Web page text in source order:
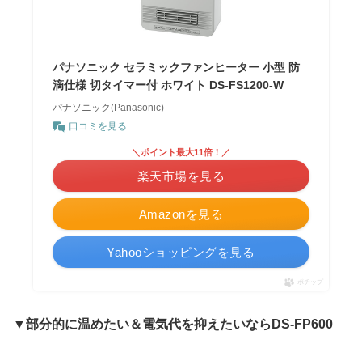
パナソニック セラミックファンヒーター 小型 防
滴仕様 切タイマー付 ホワイト DS-FS1200-W
パナソニック(Panasonic)
口コミを見る
Amazonを見る
＼ポイント最大11倍！／
楽天市場を見る
Yahooショッピングを見る
ポチップ
▼部分的に温めたい＆電気代を抑えたいならDS-FP600